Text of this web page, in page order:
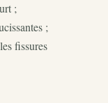
;
;
fissures